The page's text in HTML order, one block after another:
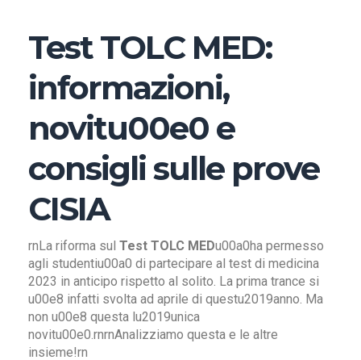
Test TOLC MED:
informazioni,
novitu00e0 e
consigli sulle prove
CISIA
rnLa riforma sul Test TOLC MEDu00a0ha permesso
agli studentiu00a0 di partecipare al test di medicina
2023 in anticipo rispetto al solito. La prima trance si
u00e8 infatti svolta ad aprile di questu2019anno. Ma
non u00e8 questa lu2019unica
novitu00e0.rnrnAnalizziamo questa e le altre
insieme!rn